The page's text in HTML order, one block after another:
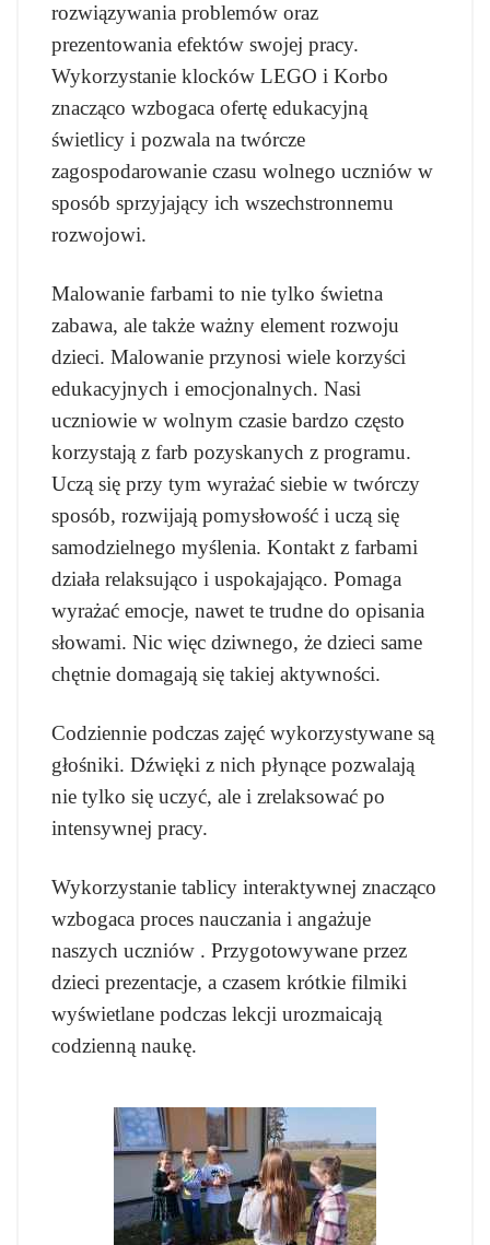
rozwiązywania problemów oraz
prezentowania efektów swojej pracy.
Wykorzystanie klocków LEGO i Korbo
znacząco wzbogaca ofertę edukacyjną
świetlicy i pozwala na twórcze
zagospodarowanie czasu wolnego uczniów w
sposób sprzyjający ich wszechstronnemu
rozwojowi.
Malowanie farbami to nie tylko świetna
zabawa, ale także ważny element rozwoju
dzieci. Malowanie przynosi wiele korzyści
edukacyjnych i emocjonalnych. Nasi
uczniowie w wolnym czasie bardzo często
korzystają z farb pozyskanych z programu.
Uczą się przy tym wyrażać siebie w twórczy
sposób, rozwijają pomysłowość i uczą się
samodzielnego myślenia. Kontakt z farbami
działa relaksująco i uspokajająco. Pomaga
wyrażać emocje, nawet te trudne do opisania
słowami. Nic więc dziwnego, że dzieci same
chętnie domagają się takiej aktywności.
Codziennie podczas zajęć wykorzystywane są
głośniki. Dźwięki z nich płynące pozwalają
nie tylko się uczyć, ale i zrelaksować po
intensywnej pracy.
Wykorzystanie tablicy interaktywnej znacząco
wzbogaca proces nauczania i angażuje
naszych uczniów . Przygotowywane przez
dzieci prezentacje, a czasem krótkie filmiki
wyświetlane podczas lekcji urozmaicają
codzienną naukę.